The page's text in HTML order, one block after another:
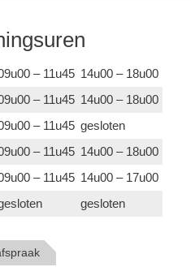
– 11u45 14u00 – 18u00
– 11u45 14u00 – 18u00
– 11u45 gesloten
– 11u45 14u00 – 18u00
– 11u45 14u00 – 17u00
gesloten